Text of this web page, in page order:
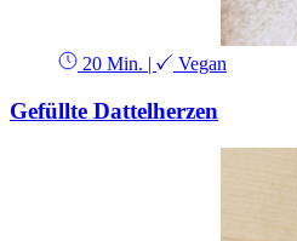
20 Min. Vegan
Gefüllte Dattelherzen